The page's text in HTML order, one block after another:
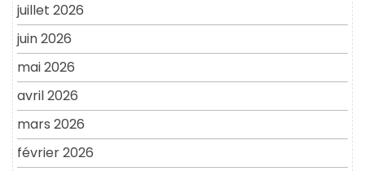
juillet 2026
juin 2026
mai 2026
avril 2026
mars 2026
février 2026